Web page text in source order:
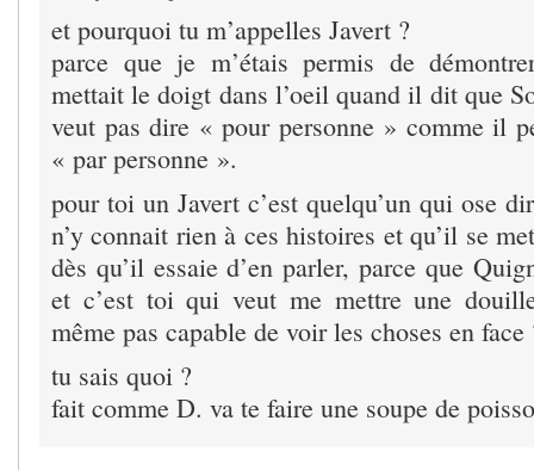
et pourquoi tu m’appelles Javert ?
parce que je m’étais permis de
mettait le doigt dans l’oeil quand il dit que
veut pas dire « pour personne » comme il
« par personne ».
pour toi un Javert c’est quelqu’un qui ose
n’y connait rien à ces histoires et qu’il se
dès qu’il essaie d’en parler, parce que
et c’est toi qui veut me mettre une
même pas capable de voir les choses en face
tu sais quoi ?
fait comme D. va te faire une soupe de